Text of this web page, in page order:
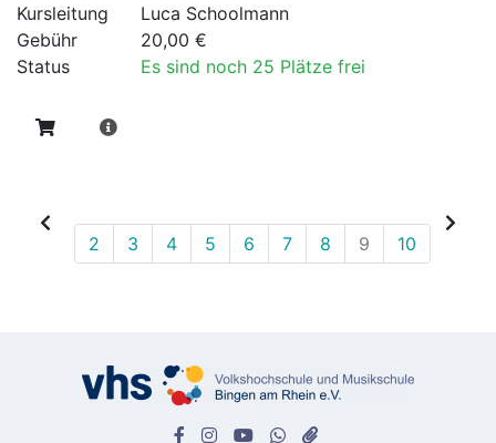
Kursleitung
Luca Schoolmann
Gebühr
20,00 €
Status
Es sind noch 25 Plätze frei
2 3 4 5 6 7 8 9 10